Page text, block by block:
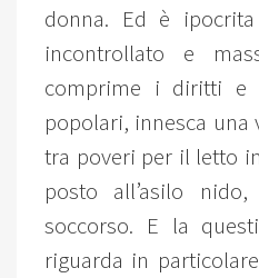
donna. Ed è
incontrollato e
comprime i diritti e
popolari, innesca una
tra poveri per il letto
posto all’asilo
soccorso. E la
riguarda in